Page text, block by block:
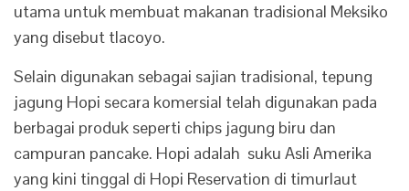
utama untuk membuat makanan tradisional Meksiko
yang disebut tlacoyo.
Selain digunakan sebagai sajian tradisional, tepung
jagung Hopi secara komersial telah digunakan pada
berbagai produk seperti chips jagung biru dan
campuran pancake. Hopi adalah suku Asli Amerika
yang kini tinggal di Hopi Reservation di timurlaut